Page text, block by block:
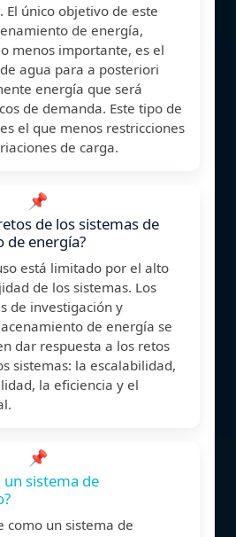
El único objetivo de este
de energía,
menos importante, es el
agua para a posteriori
energía que será
de demanda. Este tipo de
el que menos restricciones
de carga.
📌
de los sistemas de
de energía?
está limitado por el alto
de los sistemas. Los
de investigación y
de energía se
dar respuesta a los retos
sistemas: la escalabilidad,
la eficiencia y el
📌
sistema de
como un sistema de